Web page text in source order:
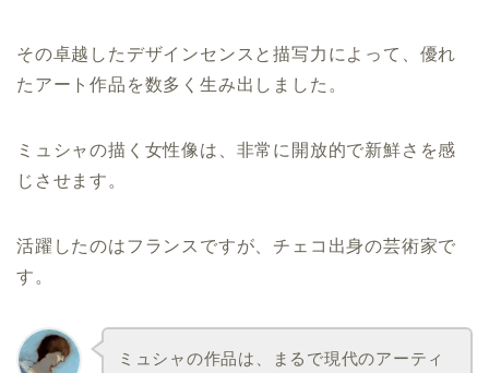
その卓越したデザインセンスと描写力によって、優れ
たアート作品を数多く生み出しました。
ミュシャの描く女性像は、非常に開放的で新鮮さを感
じさせます。
活躍したのはフランスですが、チェコ出身の芸術家で
す。
ミュシャの作品は、まるで現代のアーティ